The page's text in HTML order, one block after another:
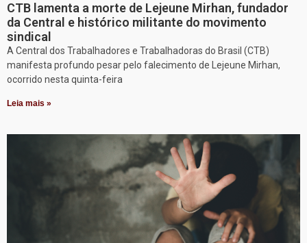
CTB lamenta a morte de Lejeune Mirhan, fundador
da Central e histórico militante do movimento
sindical
A Central dos Trabalhadores e Trabalhadoras do Brasil (CTB)
manifesta profundo pesar pelo falecimento de Lejeune Mirhan,
ocorrido nesta quinta-feira
Leia mais »